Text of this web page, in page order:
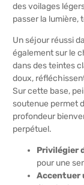
des voilages
passer la lumière,
Un séjour réussi
également sur le
dans des teintes
doux,
Sur cette base,
soutenue permet
profondeur
perpétuel.
Privilégier
pour une
Accentuer